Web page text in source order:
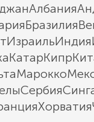
Албания
Бразилия
ИзраильИндия
КатарКипр
Марокко
Сербия
Хорватия